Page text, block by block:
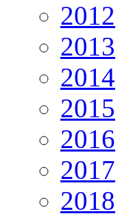
2012
2013
2014
2015
2016
2017
2018